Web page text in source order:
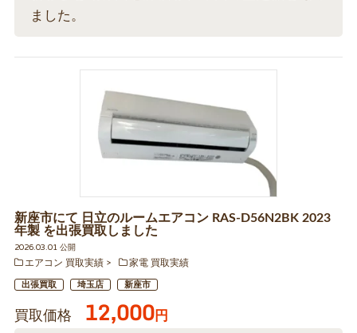
ました。
新座市にて 日立のルームエアコン RAS-D56N2BK 2023
年製 を出張買取しました
2026.03.01 公開
エアコン 買取実績
家電 買取実績
出張買取 埼玉店 新座市
買取価格 12,000円